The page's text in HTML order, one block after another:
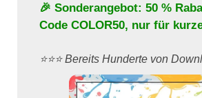
🎉 Sonderangebot: 50 %
Code COLOR50, nur für
⭐️⭐️⭐️ Bereits Hunderte von